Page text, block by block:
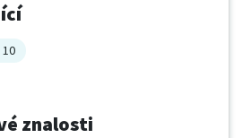
10
znalosti